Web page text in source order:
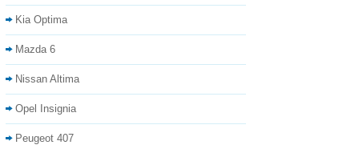
Kia Optima
Mazda 6
Nissan Altima
Opel Insignia
Peugeot 407